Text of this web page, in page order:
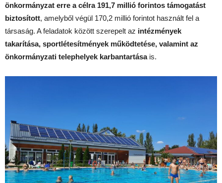
önkormányzat erre a célra 191,7 millió forintos támogatást
biztosított, amelyből végül 170,2 millió forintot használt fel a
társaság. A feladatok között szerepelt az intézmények
takarítása, sportlétesítmények működtetése, valamint az
önkormányzati telephelyek karbantartásais.